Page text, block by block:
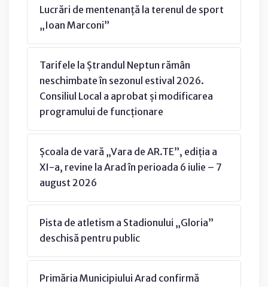
Lucrări de mentenanță la terenul de sport
„Ioan Marconi”
Tarifele la Ștrandul Neptun rămân
neschimbate în sezonul estival 2026.
Consiliul Local a aprobat și modificarea
programului de funcționare
Școala de vară „Vara de AR.TE”, ediția a
XI-a, revine la Arad în perioada 6 iulie – 7
august 2026
Pista de atletism a Stadionului „Gloria”
deschisă pentru public
Primăria Municipiului Arad confirmă